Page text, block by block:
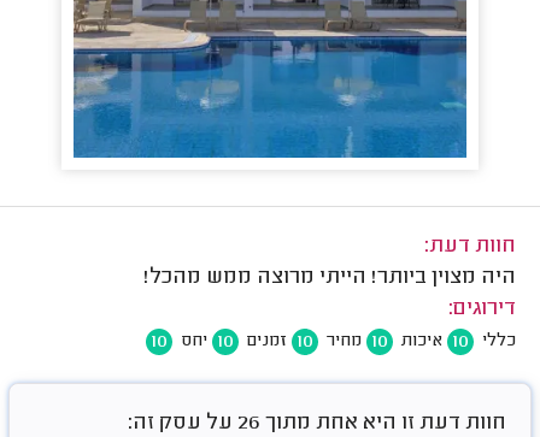
חוות דעת:
היה מצוין ביותר! הייתי מרוצה ממש מהכל!
דירוגים:
כללי 10 איכות 10 מחיר 10 זמנים 10 יחס 10
חוות דעת זו היא אחת מתוך 26 על עסק זה: